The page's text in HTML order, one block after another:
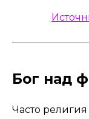
Бог над
Часто религия